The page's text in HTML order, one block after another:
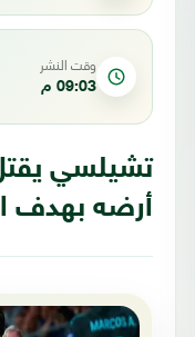
وقت النشر
09:03 م
تشيلسي
أرضه بهدف